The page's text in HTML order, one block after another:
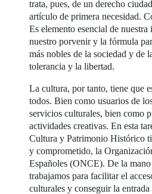
trata, pues, de un derecho
artículo de primera necesidad.
Es elemento esencial de
nuestro porvenir y la fórmula
más nobles de la sociedad y de
tolerancia y la libertad.
La cultura, por tanto, tiene que
todos. Bien como usuarios de
servicios culturales, bien como
actividades creativas. En esta
Cultura y Patrimonio Histórico
y comprometido, la
Españoles (ONCE). De la
trabajamos para facilitar el
culturales y conseguir la entrada